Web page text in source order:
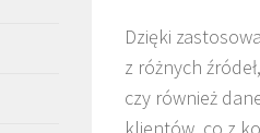
Dzięki
z różnych
czy również
klientów, co z